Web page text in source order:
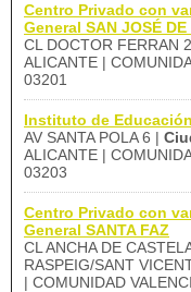
Centro Privado con
General SAN JOSÉ
CL DOCTOR FERRAN
ALICANTE |
03201
Instituto de
AV SANTA POLA 6 |
ALICANTE |
03203
Centro Privado con
General SANTA FAZ
CL ANCHA DE
RASPEIG/SANT
| COMUNIDAD